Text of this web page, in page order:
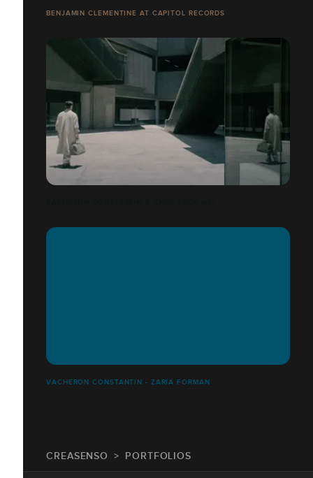
BENJAMIN CLEMENTINE AT CAPITOL RECORDS
VACHERON CONSTANTIN - ZARIA FORMAN
CREASENSO PORTFOLIOS